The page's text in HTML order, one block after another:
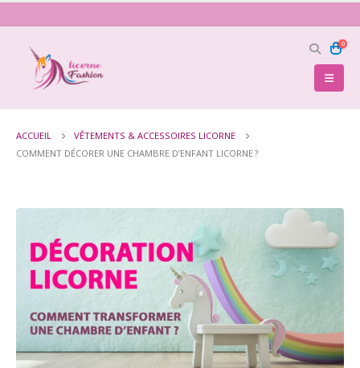
0
ACCUEIL
VÊTEMENTS & ACCESSOIRES LICORNE
COMMENT DÉCORER UNE CHAMBRE D’ENFANT LICORNE ?